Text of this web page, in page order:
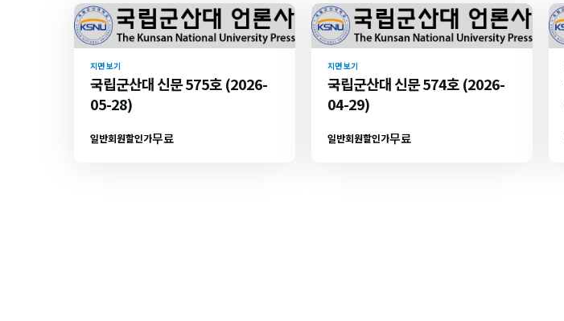
지면 보기
국립군산대 신문 575호 (2026-
05-28)
일반회원할인가무료
지면 보기
국립군산대 신문 574호 (2026-
04-29)
일반회원할인가무료